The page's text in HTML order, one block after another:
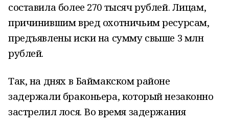
составила более 270 тысяч рублей. Лицам,
причинившим вред охотничьим ресурсам,
предъявлены иски на сумму свыше 3 млн
рублей.
Так, на днях в Баймакском районе
задержали браконьера, который незаконно
застрелил лося. Во время задержания